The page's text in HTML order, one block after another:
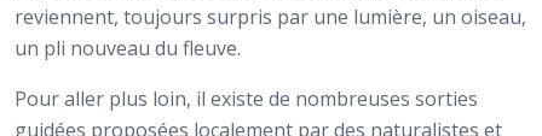
reviennent, toujours surpris par une lumière, un oiseau,
un pli nouveau du fleuve.
Pour aller plus loin, il existe de nombreuses sorties
guidées proposées localement par des naturalistes et